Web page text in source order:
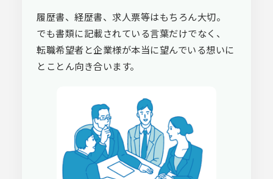
履歴書、経歴書、求人票等はもちろん大切。
でも書類に記載されている言葉だけでなく、
転職希望者と企業様が本当に望んでいる想いに
とことん向き合います。